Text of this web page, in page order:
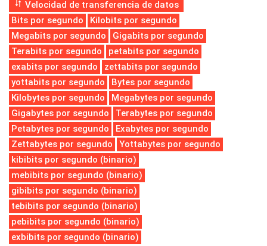
Velocidad de transferencia de datos
Bits por segundo
Kilobits por segundo
Megabits por segundo
Gigabits por segundo
Terabits por segundo
petabits por segundo
exabits por segundo
zettabits por segundo
yottabits por segundo
Bytes por segundo
Kilobytes por segundo
Megabytes por segundo
Gigabytes por segundo
Terabytes por segundo
Petabytes por segundo
Exabytes por segundo
Zettabytes por segundo
Yottabytes por segundo
kibibits por segundo (binario)
mebibits por segundo (binario)
gibibits por segundo (binario)
tebibits por segundo (binario)
pebibits por segundo (binario)
exbibits por segundo (binario)